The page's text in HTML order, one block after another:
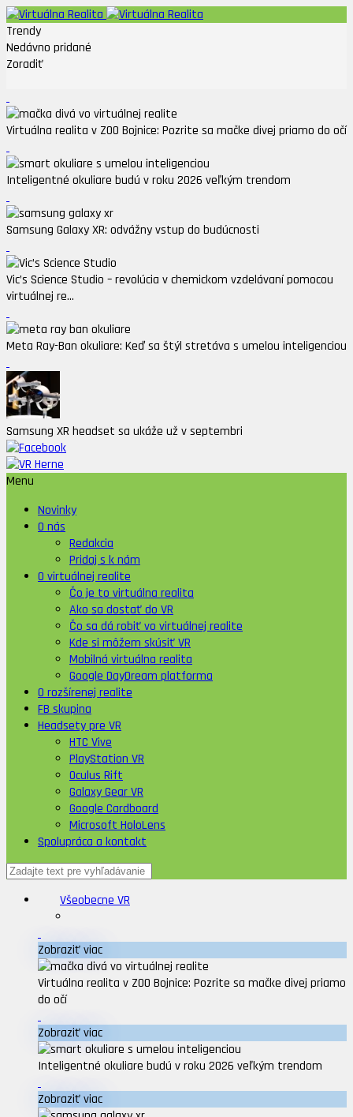
Trendy
Nedávno pridané
Zoradiť
Virtuálna realita v ZOO Bojnice: Pozrite sa mačke divej priamo do očí
Inteligentné okuliare budú v roku 2026 veľkým trendom
Samsung Galaxy XR: odvážny vstup do budúcnosti
Vic’s Science Studio – revolúcia v chemickom vzdelávaní pomocou
virtuálnej re...
Meta Ray-Ban okuliare: Keď sa štýl stretáva s umelou inteligenciou
Samsung XR headset sa ukáže už v septembri
Menu
Novinky
O nás
Redakcia
Pridaj s k nám
O virtuálnej realite
Čo je to virtuálna realita
Ako sa dostať do VR
Čo sa dá robiť vo virtuálnej realite
Kde si môžem skúsiť VR
Mobilná virtuálna realita
Google DayDream platforma
O rozšírenej realite
FB skupina
Headsety pre VR
HTC Vive
PlayStation VR
Oculus Rift
Galaxy Gear VR
Google Cardboard
Microsoft HoloLens
Spolupráca a kontakt
Všeobecne VR
Zobraziť viac
Virtuálna realita v ZOO Bojnice: Pozrite sa mačke divej priamo
do očí
Zobraziť viac
Inteligentné okuliare budú v roku 2026 veľkým trendom
Zobraziť viac